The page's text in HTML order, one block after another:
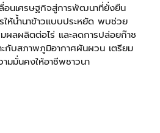
อนเศรษฐกิจสู่การพัฒนาที่ยั่งยืน
ห้น้ำนาข้าวแบบประหยัด พบช่วย
ผลผลิตต่อไร่ และลดการปล่อยก๊าซ
ะกับสภาพภูมิอากาศผันผวน เตรียม
มมั่นคงให้อาชีพชาวนา